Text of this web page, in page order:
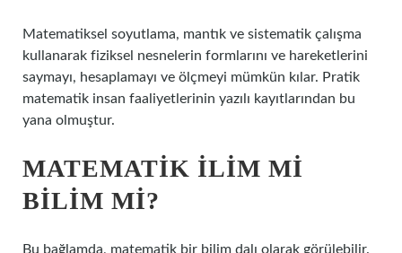
Matematiksel soyutlama, mantık ve sistematik çalışma
kullanarak fiziksel nesnelerin formlarını ve hareketlerini
saymayı, hesaplamayı ve ölçmeyi mümkün kılar. Pratik
matematik insan faaliyetlerinin yazılı kayıtlarından bu
yana olmuştur.
MATEMATIK ILIM MI
BILIM MI?
Bu bağlamda, matematik bir bilim dalı olarak görülebilir.